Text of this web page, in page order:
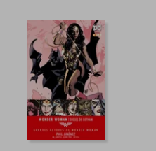
45%
dcto.